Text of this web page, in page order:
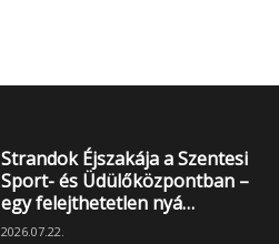
Strandok Éjszakája a Szentesi
Sport- és Üdülőközpontban –
egy felejthetetlen nyá…
2026.07.22.